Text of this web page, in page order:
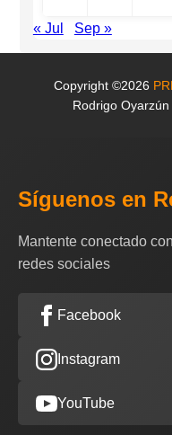
« Jul Sep »
Copyright ©2026
Rodrigo
Síguenos en
Mantente conectado
redes sociales
Facebook
Instagram
YouTube